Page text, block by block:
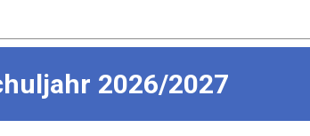
2026/2027